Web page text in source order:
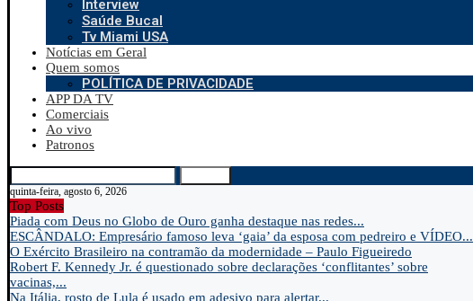
Interview
Saúde Bucal
Tv Miami USA
Notícias em Geral
Quem somos
POLÍTICA DE PRIVACIDADE
APP DA TV
Comerciais
Ao vivo
Patronos
quinta-feira, agosto 6, 2026
Top Posts
Piada com Deus no Globo de Ouro ganha destaque nas redes...
ESCÂNDALO: Empresário famoso leva ‘gaia’ da esposa com pedreiro e VÍDEO...
O Exército Brasileiro na contramão da modernidade – Paulo Figueiredo
Robert F. Kennedy Jr. é questionado sobre declarações ‘conflitantes’ sobre
vacinas,...
Na Itália, rosto de Lula é usado em adesivo para alertar...